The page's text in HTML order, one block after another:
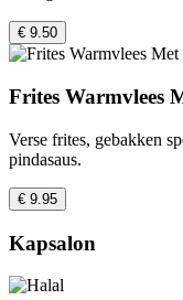
€ 9.50
Frites Warmvlees
Verse frites, gebakken
pindasaus.
€ 9.95
Kapsalon